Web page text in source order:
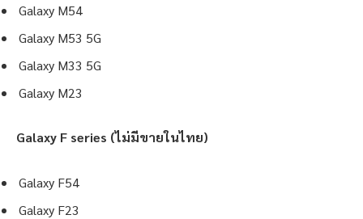
Galaxy M54
Galaxy M53 5G
Galaxy M33 5G
Galaxy M23
Galaxy F series (ไม่มีขายในไทย)
Galaxy F54
Galaxy F23